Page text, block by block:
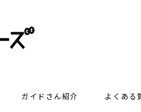
ガイドさん紹介 よくある